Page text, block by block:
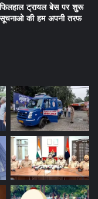
ट्रायल बेस पर शुरू
सूचनाओ की हम अपनी तरफ